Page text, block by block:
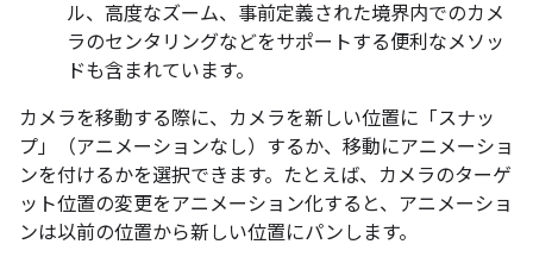
ル、高度なズーム、事前定義された境界内でのカメ
ラのセンタリングなどをサポートする便利なメソッ
ドも含まれています。
カメラを移動する際に、カメラを新しい位置に「スナッ
プ」（アニメーションなし）するか、移動にアニメーショ
ンを付けるかを選択できます。たとえば、カメラのターゲ
ット位置の変更をアニメーション化すると、アニメーショ
ンは以前の位置から新しい位置にパンします。